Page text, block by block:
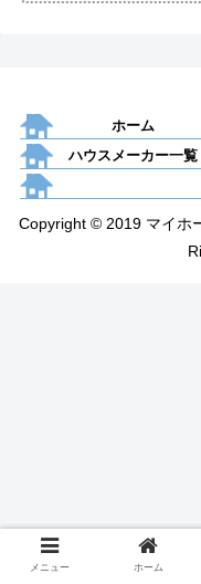
ホーム
ハウスメーカー一覧
Copyright © 2019 マイホ
メニュー ホーム